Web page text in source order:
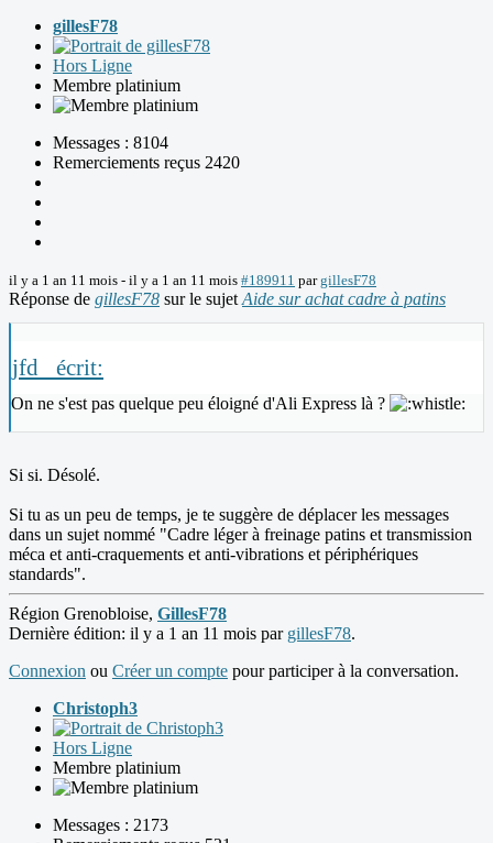
gillesF78
Hors Ligne
Membre platinium
Messages : 8104
Remerciements reçus 2420
il y a 1 an 11 mois - il y a 1 an 11 mois #189911 pargillesF78
Réponse de gillesF78 sur le sujet Aide sur achat cadre à patins
jfd_ écrit:
On ne s'est pas quelque peu éloigné d'Ali Express là ?
Si si. Désolé.
Si tu as un peu de temps, je te suggère de déplacer les messages
dans un sujet nommé "Cadre léger à freinage patins et transmission
méca et anti-craquements et anti-vibrations et périphériques
standards".
Région Grenobloise, GillesF78
Dernière édition: il y a 1 an 11 mois par gillesF78.
Connexion ou Créer un compte pour participer à la conversation.
Christoph3
Hors Ligne
Membre platinium
Messages : 2173